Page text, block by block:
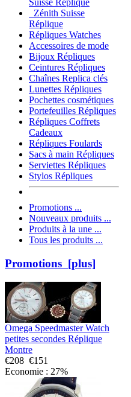
Suisse Réplique
Zénith Suisse
Réplique
Répliques Watches
Accessoires de mode
Bijoux Répliques
Ceintures Répliques
Chaînes Replica clés
Lunettes Répliques
Pochettes cosmétiques
Portefeuilles Répliques
Répliques Coffrets
Cadeaux
Répliques Foulards
Sacs à main Répliques
Serviettes Répliques
Stylos Répliques
Promotions ...
Nouveaux produits ...
Produits à la une ...
Tous les produits ...
Promotions [plus]
Omega Speedmaster Watch
petites secondes Réplique
Montre
€208 €151
Economie : 27%